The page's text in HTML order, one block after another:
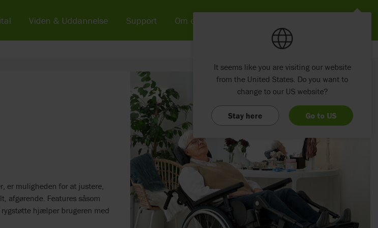
er muligheden for at justere,
afgørende. Features såsom
hjælper brugeren med
Viden & Uddannelse Support Om os
It seems like you are visiting our website
from the United States. Do you want to
change to our US website?
Stay here Go to US